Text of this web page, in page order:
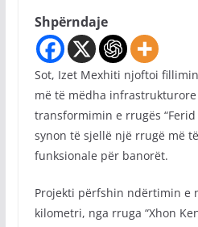
Shpërndaje
Sot, Izet Mexhiti njoftoi
më të mëdha infrastrukturore
transformimin e rrugës
synon të sjellë një rrugë më
funksionale për banorët.
Projekti përfshin ndërtimin e
kilometri, nga rruga “Xhon